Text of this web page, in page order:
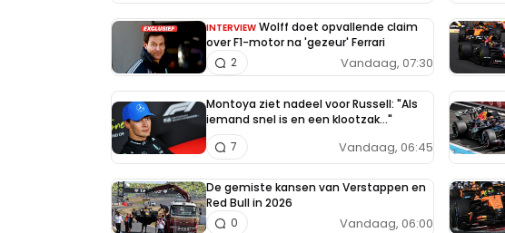
INTERVIEW Wolff doet opvallende claim
over F1-motor na 'gezeur' Ferrari
Vandaag, 07:30
2
Montoya ziet nadeel voor Russell: "Als
iemand snel is en een klootzak..."
Vandaag, 06:45
7
De gemiste kansen van Verstappen en
Red Bull in 2026
Vandaag, 06:00
0